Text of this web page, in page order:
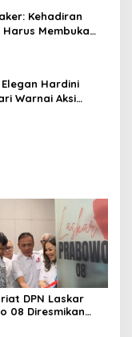
Kehadiran
Membuka
Hardini
Warnai Aksi
DPN Laskar
08 Diresmikan